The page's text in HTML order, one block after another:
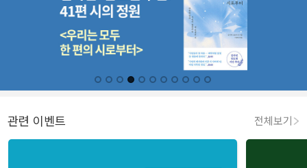
관련 이벤트 전체보기